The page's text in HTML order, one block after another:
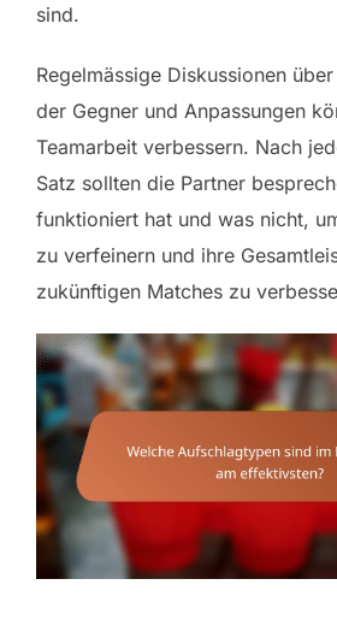
sind.
Regelmässige Diskussionen
der Gegner und Anpassungen
Teamarbeit verbessern. Nach
Satz sollten die Partner
funktioniert hat und was nicht,
zu verfeinern und ihre
zukünftigen Matches zu